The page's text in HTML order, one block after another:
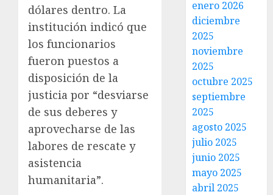
dólares dentro. La
institución indicó que
los funcionarios
fueron puestos a
disposición de la
justicia por “desviarse
de sus deberes y
aprovecharse de las
labores de rescate y
asistencia
humanitaria”.
enero 2026
diciembre
2025
noviembre
2025
octubre 2025
septiembre
2025
agosto 2025
julio 2025
junio 2025
mayo 2025
abril 2025